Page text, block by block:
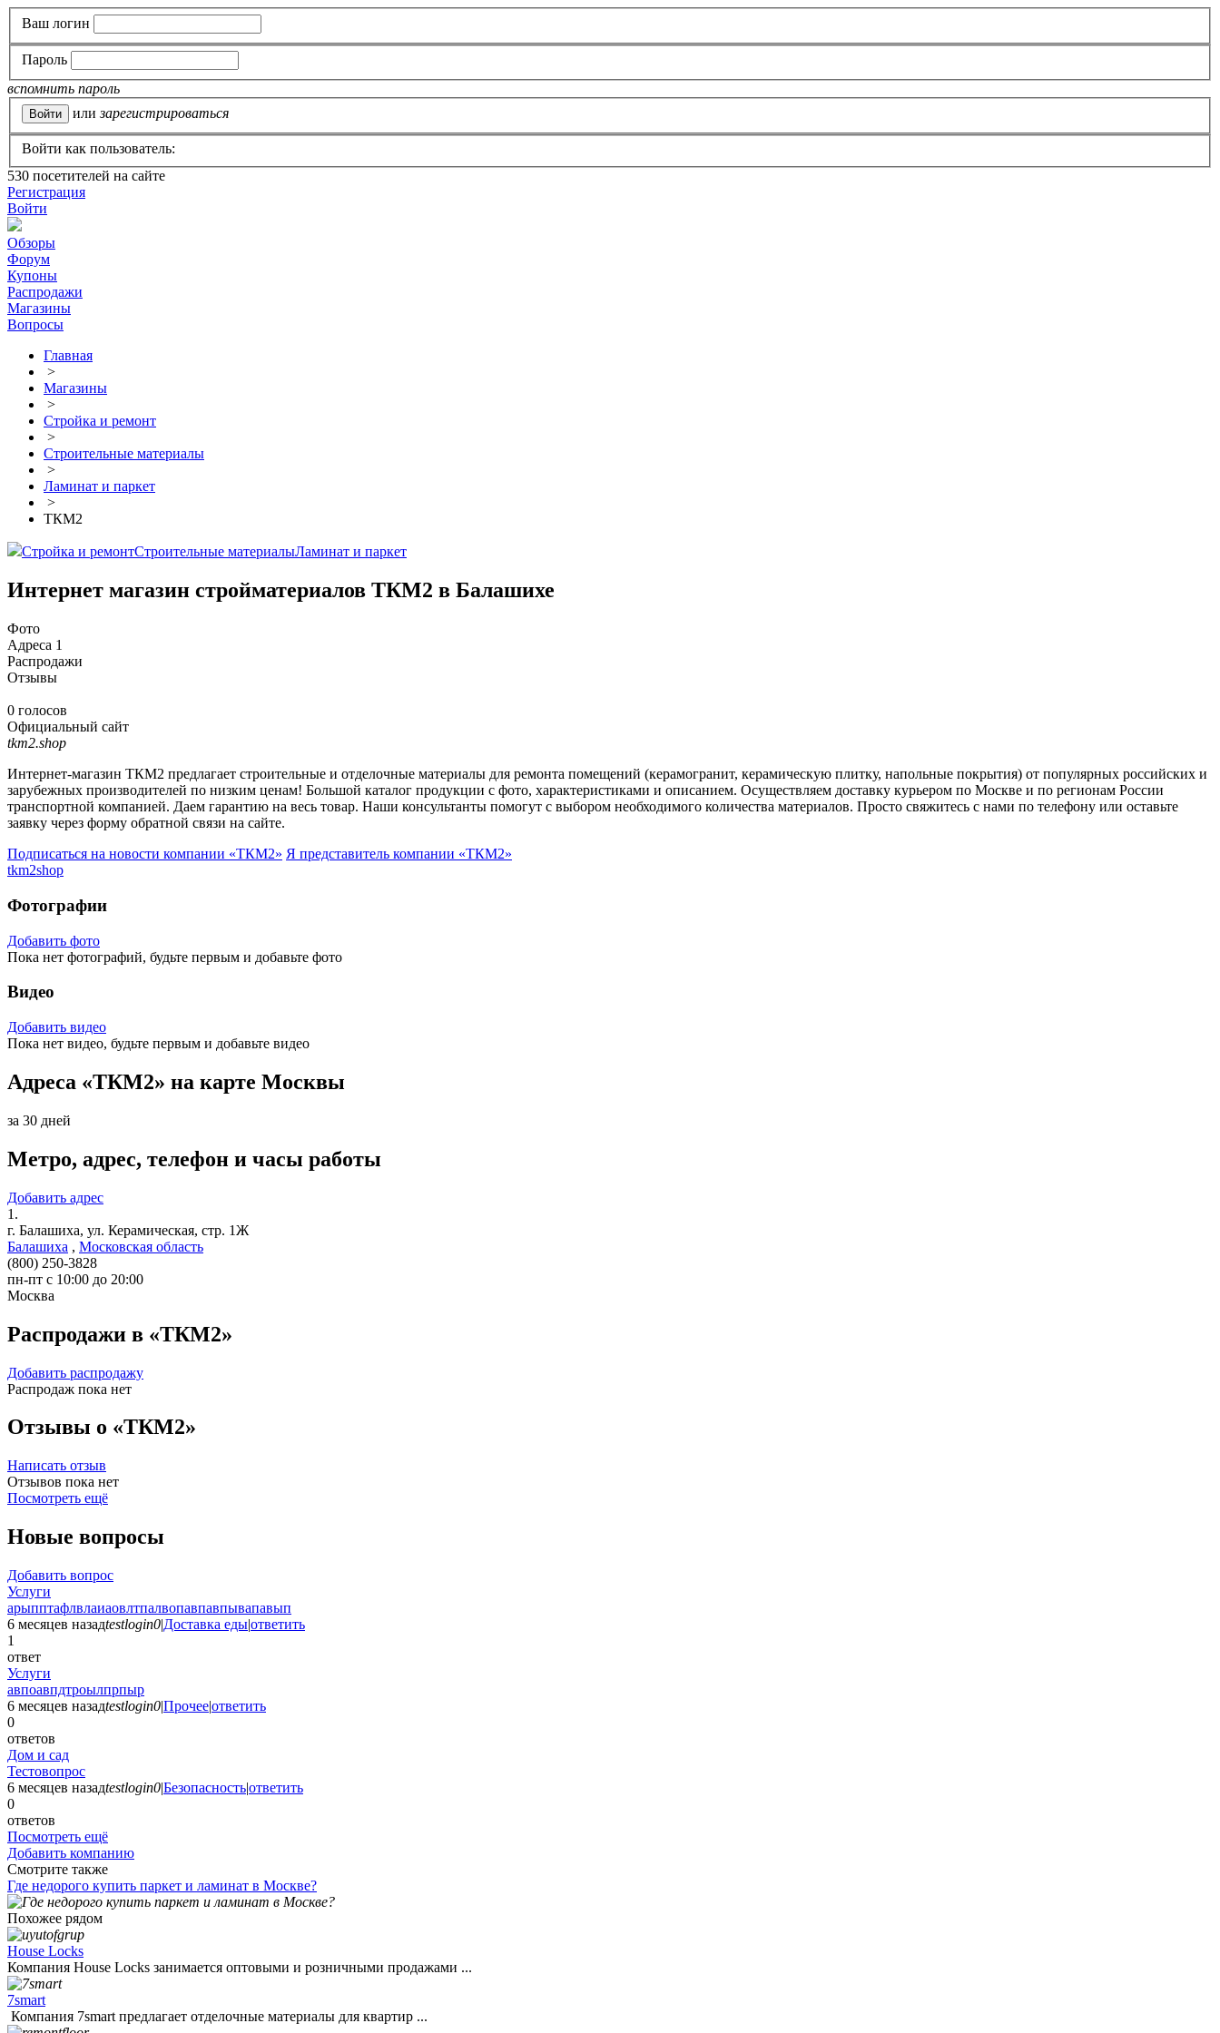
Ваш логин
Пароль
вспомнить пароль
или зарегистрироваться
Войти как пользователь:
530 посетителей на сайте
Регистрация
Войти
Обзоры
Форум
Купоны
Распродажи
Магазины
Вопросы
Главная
>
Магазины
>
Стройка и ремонт
>
Строительные материалы
>
Ламинат и паркет
>
ТКМ2
Стройка и ремонтСтроительные материалыЛаминат и паркет
Интернет магазин стройматериалов ТКМ2 в Балашихе
Фото
Адреса 1
Распродажи
Отзывы
0 голосов
Официальный сайт
tkm2.shop
Интернет-магазин ТКМ2 предлагает строительные и отделочные материалы для ремонта помещений (керамогранит, керамическую плитку, напольные покрытия) от популярных российских и
зарубежных производителей по низким ценам! Большой каталог продукции с фото, характеристиками и описанием. Осуществляем доставку курьером по Москве и по регионам России
транспортной компанией. Даем гарантию на весь товар. Наши консультанты помогут с выбором необходимого количества материалов. Просто свяжитесь с нами по телефону или оставьте
заявку через форму обратной связи на сайте.
Подписаться на новости компании «ТКМ2» Я представитель компании «ТКМ2»
tkm2shop
Фотографии
Добавить фото
Пока нет фотографий, будьте первым и добавьте фото
Видео
Добавить видео
Пока нет видео, будьте первым и добавьте видео
Адреса «ТКМ2» на карте Москвы
за 30 дней
Метро, адрес, телефон и часы работы
Добавить адрес
1.
г. Балашиха, ул. Керамическая, стр. 1Ж
Балашиха , Московская область
(800) 250-3828
пн-пт с 10:00 до 20:00
Москва
Распродажи в «ТКМ2»
Добавить распродажу
Распродаж пока нет
Отзывы о «ТКМ2»
Написать отзыв
Отзывов пока нет
Посмотреть ещё
Новые вопросы
Добавить вопрос
Услуги
арыпптафлвлаиаовлтпалвопавпавпывапавып
6 месяцев назадtestlogin0|Доставка еды|ответить
1
ответ
Услуги
авпоавпдтроылпрпыр
6 месяцев назадtestlogin0|Прочее|ответить
0
ответов
Дом и сад
Тестовопрос
6 месяцев назадtestlogin0|Безопасность|ответить
0
ответов
Посмотреть ещё
Добавить компанию
Смотрите также
Где недорого купить паркет и ламинат в Москве?
Похожее рядом
House Locks
Компания House Locks занимается оптовыми и розничными продажами ...
7smart
Компания 7smart предлагает отделочные материалы для квартир ...